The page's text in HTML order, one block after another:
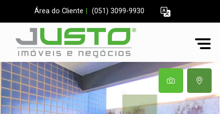
Área do Cliente (051) 3099-9930